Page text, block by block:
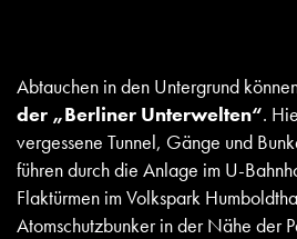
Abtauchen in den Untergrund
der „Berliner Unterwelten“.
vergessene Tunnel, Gänge und
führen durch die Anlage im U-
Flaktürmen im Volkspark
Atomschutzbunker in der Nähe der